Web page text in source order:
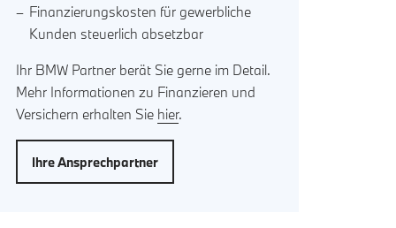
Finanzierungskosten für gewerbliche
Kunden steuerlich absetzbar
Ihr BMW Partner berät Sie gerne im Detail.
Mehr Informationen zu Finanzieren und
Versichern erhalten Sie hier.
Ihre Ansprechpartner